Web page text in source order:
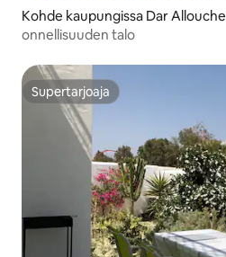
Kohde kaupungissa Dar Allouche
onnellisuuden talo
Supertarjoaja
Supertarjoaja